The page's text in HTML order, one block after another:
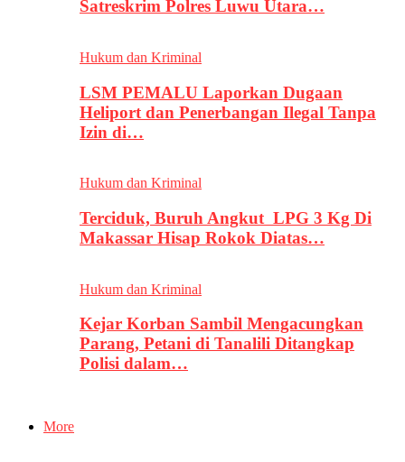
Satreskrim Polres Luwu Utara…
Hukum dan Kriminal
LSM PEMALU Laporkan Dugaan
Heliport dan Penerbangan Ilegal Tanpa
Izin di…
Hukum dan Kriminal
Terciduk, Buruh Angkut LPG 3 Kg Di
Makassar Hisap Rokok Diatas…
Hukum dan Kriminal
Kejar Korban Sambil Mengacungkan
Parang, Petani di Tanalili Ditangkap
Polisi dalam…
More